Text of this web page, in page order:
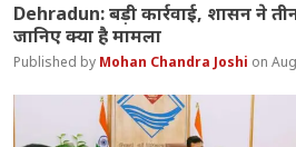
Dehradun: बड़ी कार्रवाई, शासन ने
जानिए क्या है मामला
Mohan Chandra Joshi